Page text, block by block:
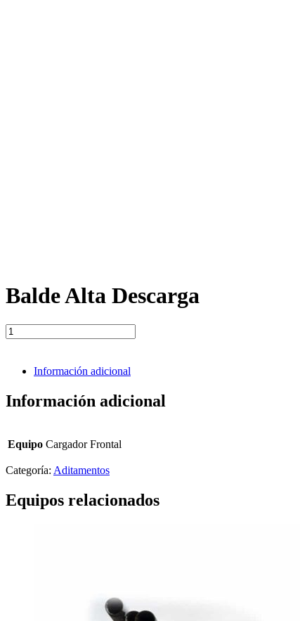
Balde Alta Descarga
Balde
Alta
cantidadInformación adicional
Información adicional
Equipo Cargador Frontal
Categoría: Aditamentos
Equipos relacionados